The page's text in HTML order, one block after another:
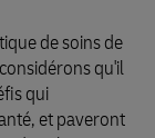
de soins de
qu'il
qui
et paveront